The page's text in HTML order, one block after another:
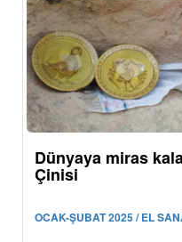
Dünyaya miras
Çinisi
OCAK-ŞUBAT 2025 / EL